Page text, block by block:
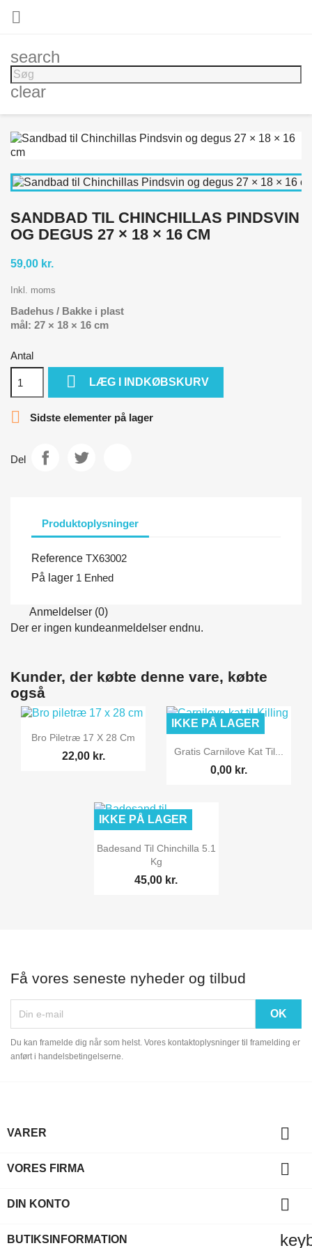

search
clear
SANDBAD TIL CHINCHILLAS PINDSVIN
OG DEGUS 27 × 18 × 16 CM
59,00 kr.
Inkl. moms
Badehus / Bakke i plast
mål: 27 × 18 × 16 cm
Antal
 LÆG I INDKØBSKURV
 Sidste elementer på lager
Del
Produktoplysninger
Reference TX63002
På lager 1 Enhed
Anmeldelser (0)
Der er ingen kundeanmeldelser endnu.
Kunder, der købte denne vare, købte
også
 Vis her
Bro Piletræ 17 X 28 Cm
22,00 kr.  Vis her
Gratis Carnilove Kat Til...
0,00 kr.
IKKE PÅ LAGER
 Vis her
Badesand Til Chinchilla 5.1
Kg
45,00 kr.
IKKE PÅ LAGER
Få vores seneste nyheder og tilbud
Du kan framelde dig når som helst. Vores kontaktoplysninger til framelding er
anført i handelsbetingelserne.
VARER 
VORES FIRMA 
DIN KONTO 
BUTIKSINFORMATION